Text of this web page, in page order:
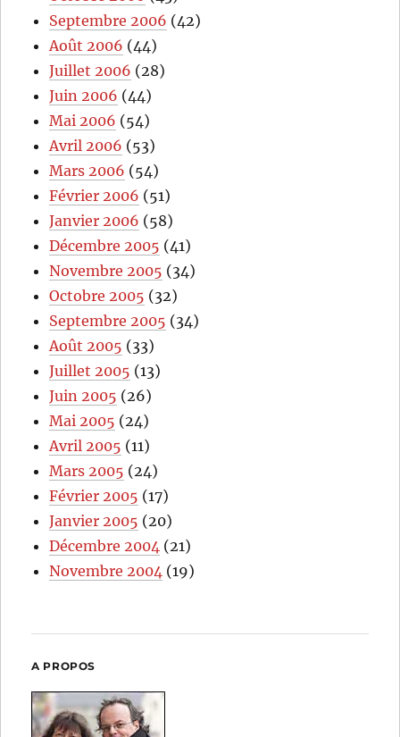
Septembre 2006 (42)
Août 2006 (44)
Juillet 2006 (28)
Juin 2006 (44)
Mai 2006 (54)
Avril 2006 (53)
Mars 2006 (54)
Février 2006 (51)
Janvier 2006 (58)
Décembre 2005 (41)
Novembre 2005 (34)
Octobre 2005 (32)
Septembre 2005 (34)
Août 2005 (33)
Juillet 2005 (13)
Juin 2005 (26)
Mai 2005 (24)
Avril 2005 (11)
Mars 2005 (24)
Février 2005 (17)
Janvier 2005 (20)
Décembre 2004 (21)
Novembre 2004 (19)
A PROPOS